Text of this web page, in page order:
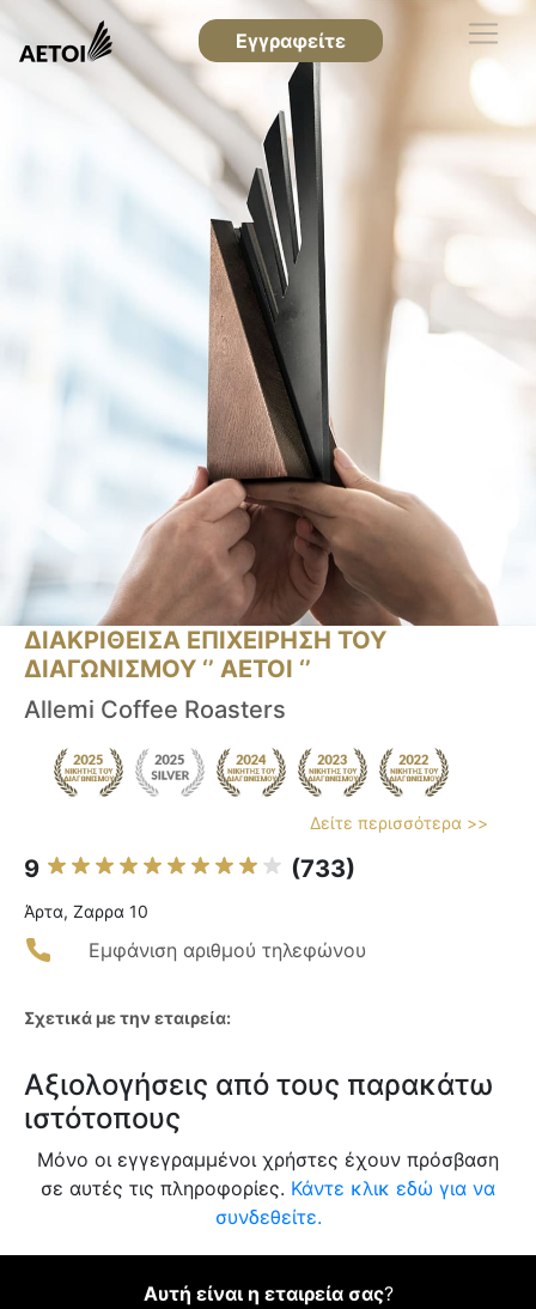
Εγγραφείτε
ΔΙΑΚΡΙΘΕΙΣΑ ΕΠΙΧΕΙΡΗΣΗ ΤΟΥ
ΔΙΑΓΩΝΙΣΜΟΥ ‘’ ΑΕΤΟΙ ‘’
Allemi Coffee Roasters
Δείτε περισσότερα >>
9 (733)
Άρτα, Zαρρα 10
Εμφάνιση αριθμού τηλεφώνου
Σχετικά με την εταιρεία:
Αξιολογήσεις από τους παρακάτω
ιστότοπους
Μόνο οι εγγεγραμμένοι χρήστες έχουν πρόσβαση
σε αυτές τις πληροφορίες. Κάντε κλικ εδώ για να
συνδεθείτε.
Αυτή είναι η εταιρεία σας?